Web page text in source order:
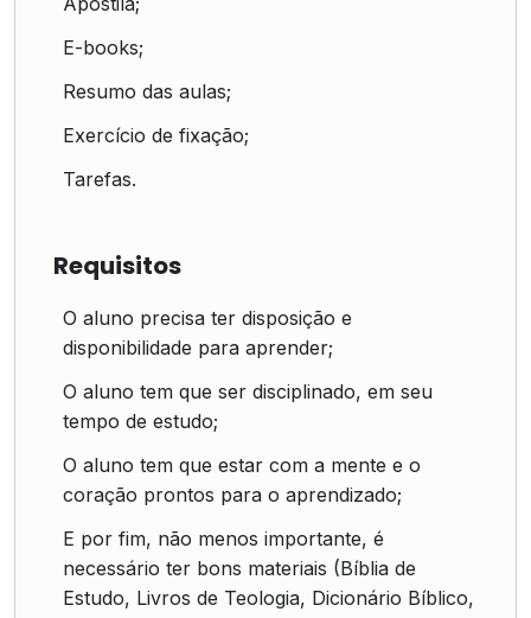
E-books;
Resumo das aulas;
Exercício de fixação;
Tarefas.
Requisitos
O aluno precisa ter disposição e
disponibilidade para aprender;
O aluno tem que ser disciplinado, em seu
tempo de estudo;
O aluno tem que estar com a mente e o
coração prontos para o aprendizado;
E por fim, não menos importante, é
necessário ter bons materiais (Bíblia de
Estudo, Livros de Teologia, Dicionário Bíblico,